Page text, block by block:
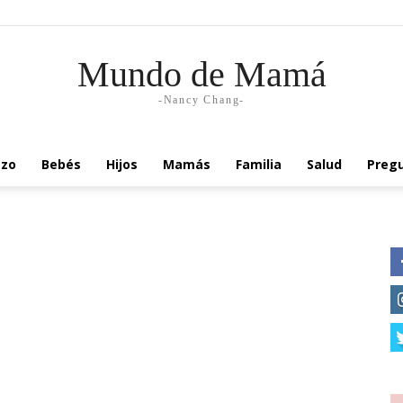
Mundo de Mamá
-Nancy Chang-
Bebés Hijos Mamás Familia Salud